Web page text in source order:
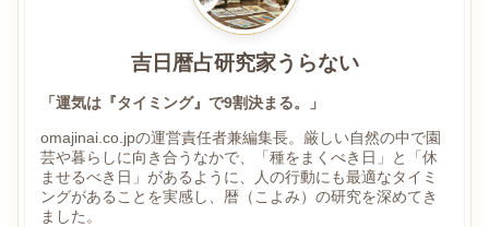
吉日暦占研究家うらない
「運気は『タイミング』で9割決まる。」
omajinai.co.jpの運営責任者兼編集長。厳しい自然の中で園
芸や暮らしに向き合うなかで、「種をまくべき日」と「休
ませるべき日」があるように、人の行動にも最適なタイミ
ングがあることを実感し、暦（こよみ）の研究を深めてき
ました。